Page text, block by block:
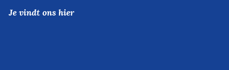
Je vindt ons hier